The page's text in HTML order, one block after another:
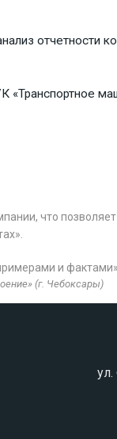
отчетности
что
и фактами».
(г. Чебоксары)